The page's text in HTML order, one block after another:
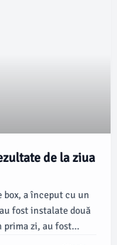
de la ziua
a început cu un
fost instalate două
prima zi, au fost
21 pentru "Juniori",